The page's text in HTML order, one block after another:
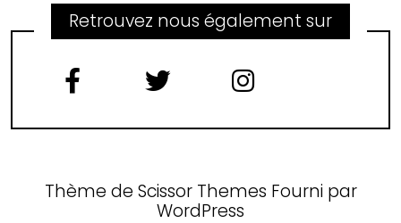
Retrouvez nous également sur
Thème de Scissor Themes Fourni par
WordPress